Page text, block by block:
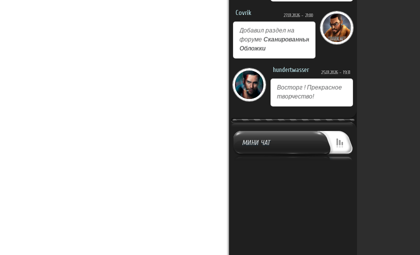
Covrik 27.01.2026 - 21:00
Добавил раздел на
форуме Сканированные
Обложки
hundertwasser 25.01.2026 - 19:31
Восторг ! Прекрасное
творчество!
МИНИ ЧАТ